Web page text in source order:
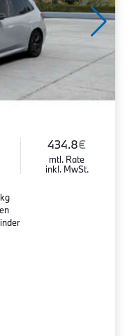
434.8€
mtl. Rate
inkl. MwSt.